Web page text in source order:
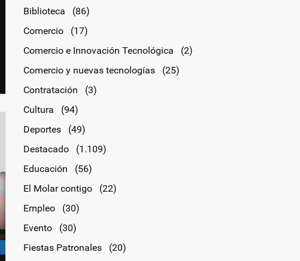
Biblioteca
(86)
Comercio
(17)
Comercio e Innovación Tecnológica
(2)
Comercio y nuevas tecnologías
(25)
Contratación
(3)
Cultura
(94)
Deportes
(49)
Destacado
(1.109)
Educación
(56)
El Molar contigo
(22)
Empleo
(30)
Evento
(30)
Fiestas Patronales
(20)